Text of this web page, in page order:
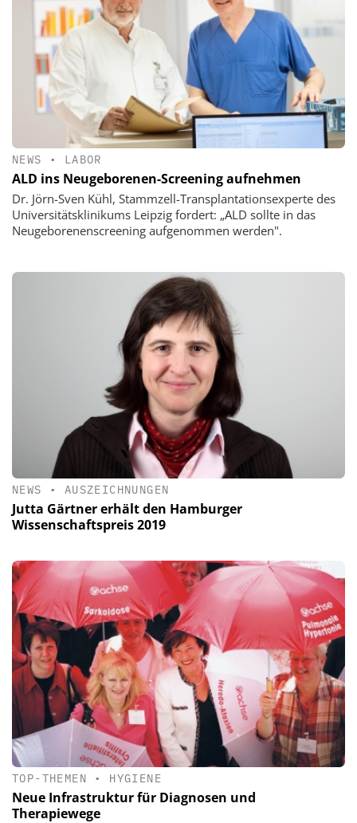
NEWS • LABOR
ALD ins Neugeborenen-Screening aufnehmen
Dr. Jörn-Sven Kühl, Stammzell-Transplantationsexperte des
Universitätsklinikums Leipzig fordert: „ALD sollte in das
Neugeborenenscreening aufgenommen werden".
NEWS • AUSZEICHNUNGEN
Jutta Gärtner erhält den Hamburger
Wissenschaftspreis 2019
TOP-THEMEN • HYGIENE
Neue Infrastruktur für Diagnosen und
Therapiewege